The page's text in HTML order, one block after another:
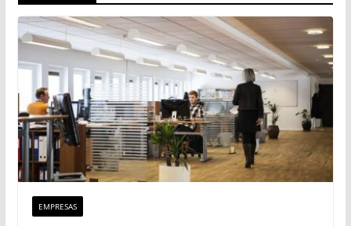
EMPRESAS